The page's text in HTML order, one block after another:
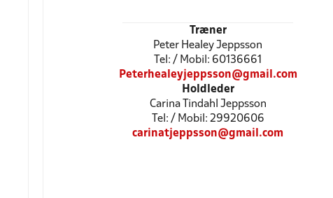
Træner
Peter Healey Jeppsson
Tel: / Mobil: 60136661
Peterhealeyjeppsson@gmail.com
Holdleder
Carina Tindahl Jeppsson
Tel: / Mobil: 29920606
carinatjeppsson@gmail.com